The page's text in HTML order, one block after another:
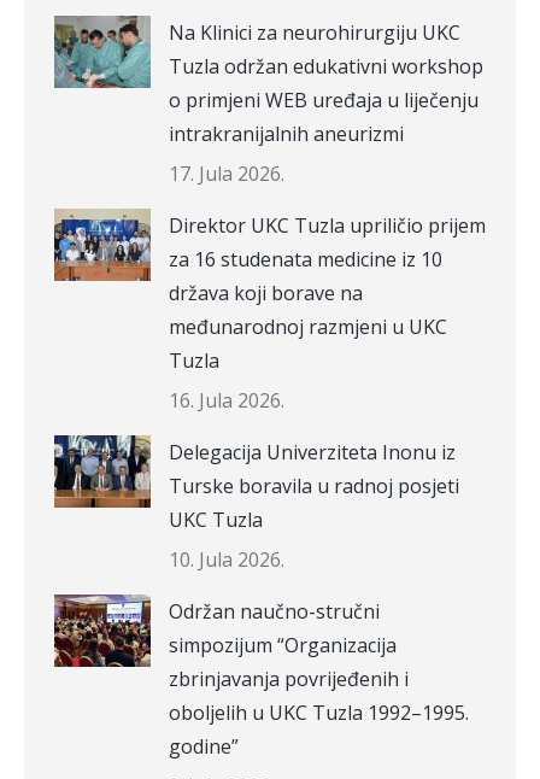
Na Klinici za neurohirurgiju UKC
Tuzla održan edukativni workshop
o primjeni WEB uređaja u liječenju
intrakranijalnih aneurizmi
17. Jula 2026.
Direktor UKC Tuzla upriličio prijem
za 16 studenata medicine iz 10
država koji borave na
međunarodnoj razmjeni u UKC
Tuzla
16. Jula 2026.
Delegacija Univerziteta Inonu iz
Turske boravila u radnoj posjeti
UKC Tuzla
10. Jula 2026.
Održan naučno-stručni
simpozijum “Organizacija
zbrinjavanja povrijeđenih i
oboljelih u UKC Tuzla 1992–1995.
godine”